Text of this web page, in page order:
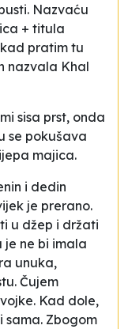
Nazvaću
+ titula
pratim tu
nazvala Khal
sisa prst, onda
se pokušava
majica.
i dedin
je prerano.
u džep i držati
je ne bi imala
unuka,
Čujem
Kad dole,
sama. Zbogom